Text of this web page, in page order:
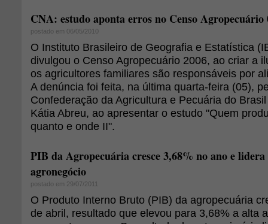
CNA: estudo aponta erros no Censo Agropecuário
postado em 06/05/2010
O Instituto Brasileiro de Geografia e Estatística
divulgou o Censo Agropecuário 2006, ao criar a
os agricultores familiares são responsáveis por
A denúncia foi feita, na última quarta-feira (05),
Confederação da Agricultura e Pecuária do
Kátia Abreu, ao apresentar o estudo "Quem
quanto e onde II".
PIB da Agropecuária cresce 3,68% no ano e
agronegócio
postado em 29/07/2011
O Produto Interno Bruto (PIB) da agropecuária
de abril, resultado que elevou para 3,68% a alta